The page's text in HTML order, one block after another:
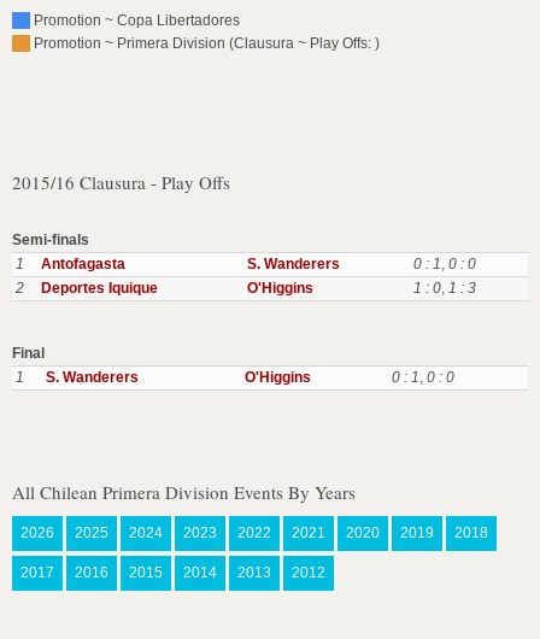
Promotion ~ Copa Libertadores
Promotion ~ Primera Division (Clausura ~ Play Offs: )
2015/16 Clausura - Play Offs
Semi-finals
1
Antofagasta S. Wanderers 0 : 1, 0 : 0
2
Deportes Iquique O'Higgins 1 : 0, 1 : 3
Final
1
S. Wanderers O'Higgins 0 : 1, 0 : 0
All Chilean Primera Division Events By Years
2026 2025 2024 2023 2022 2021 2020 2019 2018
2017 2016 2015 2014 2013 2012